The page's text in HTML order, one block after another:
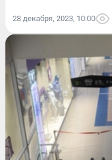
28 декабря, 2023, 10:00